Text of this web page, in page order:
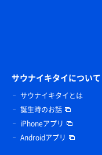
サウナイキタイについて
サウナイキタイとは
誕生時のお話
iPhoneアプリ
Androidアプリ